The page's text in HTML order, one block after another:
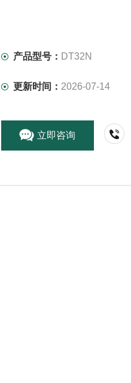
产品型号： DT32N
更新时间： 2026-07-14
立即咨询